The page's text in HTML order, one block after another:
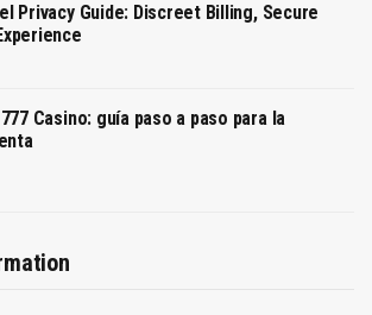
Privacy Guide: Discreet Billing, Secure
Casino: guía paso a paso para la